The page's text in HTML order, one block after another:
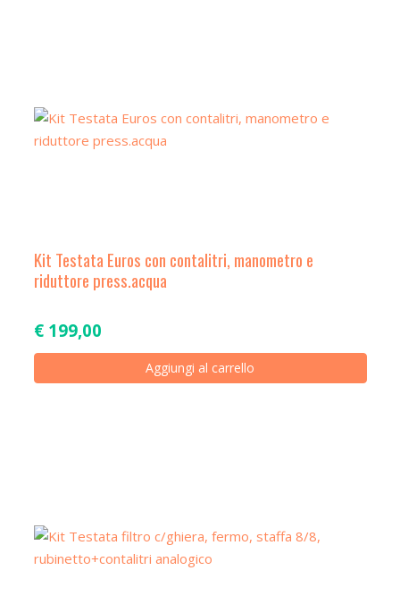
Kit Testata Euros con contalitri, manometro e
riduttore press.acqua
€199,00
Aggiungi al carrello